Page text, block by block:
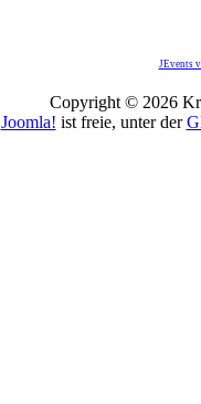
JEvents
Copyright © 2026
Joomla! ist freie, unter der